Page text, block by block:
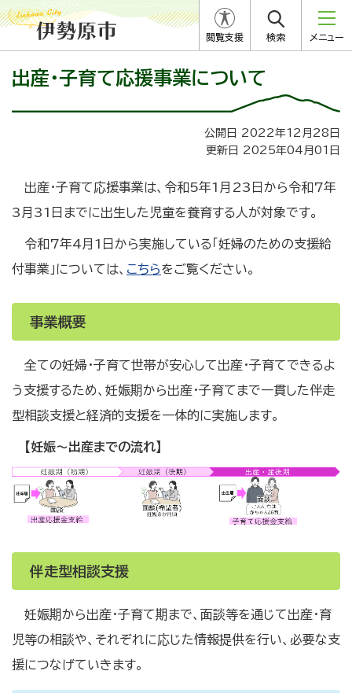
閲覧支援 検索 メニュー
出産・子育て応援事業について
公開日 2022年12月28日
更新日 2025年04月01日
出産・子育て応援事業は、令和5年1月23日から令和7年
3月31日までに出生した児童を養育する人が対象です。
令和7年4月1日から実施している「妊婦のための支援給
付事業」については、 こちらをご覧ください。
事業概要
全ての妊婦・子育て世帯が安心して出産・子育てできるよ
う支援するため、妊娠期から出産・子育てまで一貫した伴走
型相談支援と経済的支援を一体的に実施します。
【妊娠～出産までの流れ】
伴走型相談支援
妊娠期から出産・子育て期まで、面談等を通じて出産・育
児等の相談や、それぞれに応じた情報提供を行い、必要な支
援につなげていきます。